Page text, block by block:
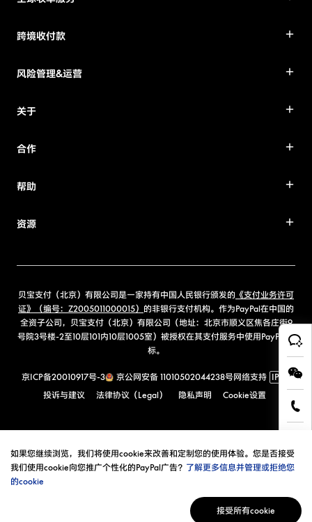
跨境收付款
风险管理&运营
关于
合作
帮助
资源
贝宝支付（北京）有限公司是一家持有中国人民银行颁发的 《支付业务许可
证》（编号：Z2005011000015） 的非银行支付机构。作为PayPal在中国的
全资子公司，贝宝支付（北京）有限公司（地址：北京市顺义区焦各庄街9
号院3号楼-2至10层101内10层1005室）被授权在其支付服务中使用PayPal商
标。
京ICP备20010917号-3 京公网安备 11010502044238号网络支持 IPv6
投诉与建议
法律协议（Legal） 隐私声明 Cookie设置
如果您继续浏览，我们将使用cookie来改善和定制您的使用体验。您是否接受
我们使用cookie向您推广个性化的PayPal广告？ 了解更多信息并管理或拒绝您
的cookie
接受所有cookie